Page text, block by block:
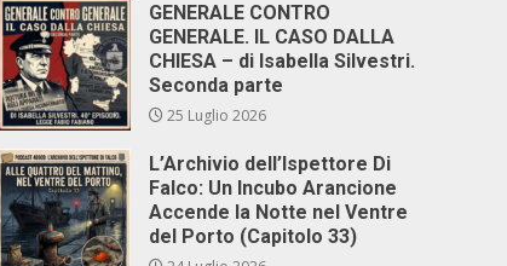
GENERALE CONTRO
GENERALE. IL CASO DALLA
CHIESA – di Isabella Silvestri.
Seconda parte
25 Luglio 2026
L’Archivio dell’Ispettore Di
Falco: Un Incubo Arancione
Accende la Notte nel Ventre
del Porto (Capitolo 33)